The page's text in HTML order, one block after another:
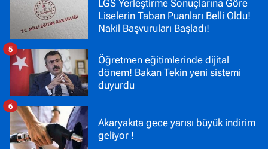
LGS Yerleştirme Sonuçlarına Göre
Liselerin Taban Puanları Belli Oldu!
Nakil Başvuruları Başladı!
Öğretmen eğitimlerinde dijital
dönem! Bakan Tekin yeni sistemi
duyurdu
5
Akaryakıta gece yarısı büyük indirim
geliyor !
6